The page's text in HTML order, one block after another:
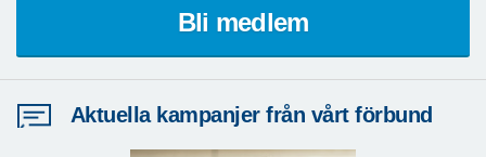
Bli medlem
Aktuella kampanjer från vårt förbund